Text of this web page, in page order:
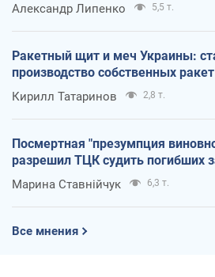
Александр Липенко 5,5 т.
Ракетный щит и меч Украины:
производство собственных ракет
Кирилл Татаринов 2,8 т.
Посмертная "презумпция
разрешил ТЦК судить погибших
Марина Ставнійчук 6,3 т.
Все мнения